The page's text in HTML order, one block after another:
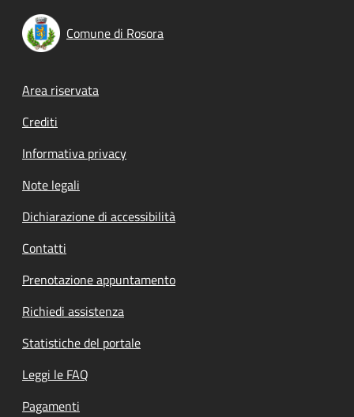
Comune di Rosora
Footer menu
Area riservata
Crediti
Informativa privacy
Note legali
Dichiarazione di accessibilità
Contatti
Prenotazione appuntamento
Richiedi assistenza
Statistiche del portale
Leggi le FAQ
Pagamenti